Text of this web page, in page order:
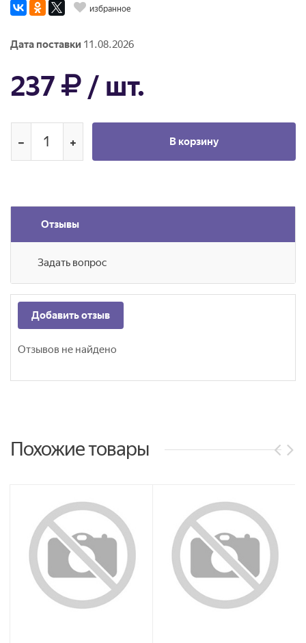
избранное
Дата поставки 11.08.2026
237 / шт.
В корзину
Отзывы
Задать вопрос
Добавить отзыв
Отзывов не найдено
Похожие товары